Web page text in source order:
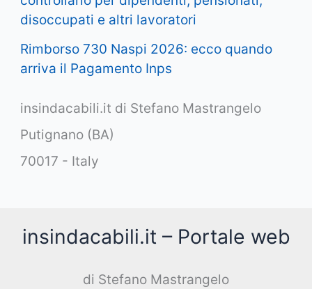
disoccupati e altri lavoratori
Rimborso 730 Naspi 2026: ecco quando
arriva il Pagamento Inps
insindacabili.it di Stefano Mastrangelo
Putignano (BA)
70017 - Italy
insindacabili.it – Portale web
di Stefano Mastrangelo